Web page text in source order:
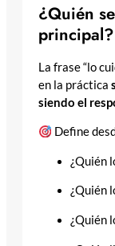
¿Quién
principal?
La frase “lo
en la práctica
siendo el
Define
¿Quién
¿Quién
¿Quién